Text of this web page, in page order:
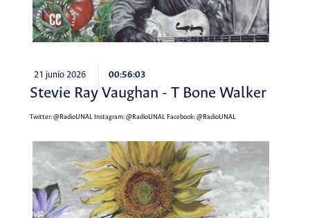
21 junio 2026 00:56:03
Stevie Ray Vaughan - T Bone Walker
Twitter:@RadioUNALInstagram:@RadioUNALFacebook:@RadioUNAL